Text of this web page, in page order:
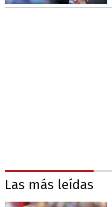
Las más leídas